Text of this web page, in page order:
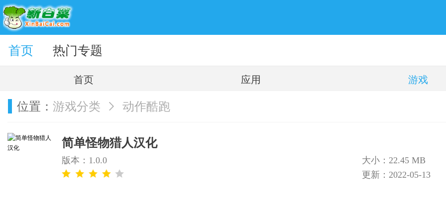
壁纸 热门专题
首页
首页 应用 游戏
位置： 游戏分类 动作酷跑
简单怪物猎人汉化
版本：1.0.0
大小：22.45 MB
更新：2022-05-13